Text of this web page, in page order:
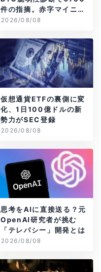
件の指摘。赤字マイニン
グ企業はAIに賭ける
2026/08/08
仮想通貨ETFの裏側に変
化、1日100億ドルの新
勢力がSEC登録
2026/08/08
思考をAIに直接送る？元
OpenAI研究者が挑む
「テレパシー」開発とは
2026/08/08